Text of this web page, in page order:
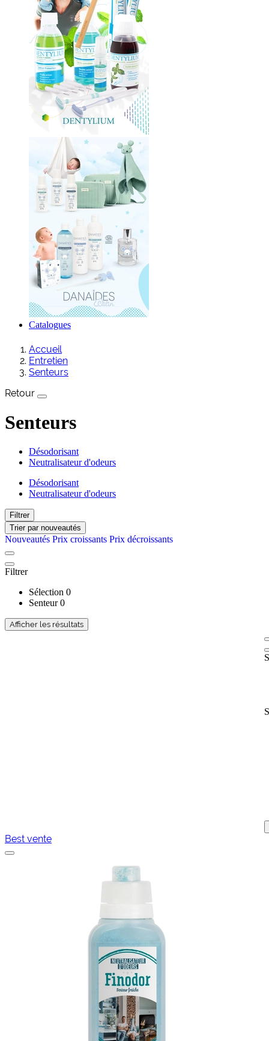
Catalogues
Accueil
Entretien
Senteurs
Retour
Senteurs
Désodorisant
Neutralisateur d'odeurs
Désodorisant
Neutralisateur d'odeurs
Filtrer
Trier par nouveautés
Nouveautés Prix croissants Prix décroissants
Filtrer
Sélection 0
Senteur0
Afficher les résultats
Best vente